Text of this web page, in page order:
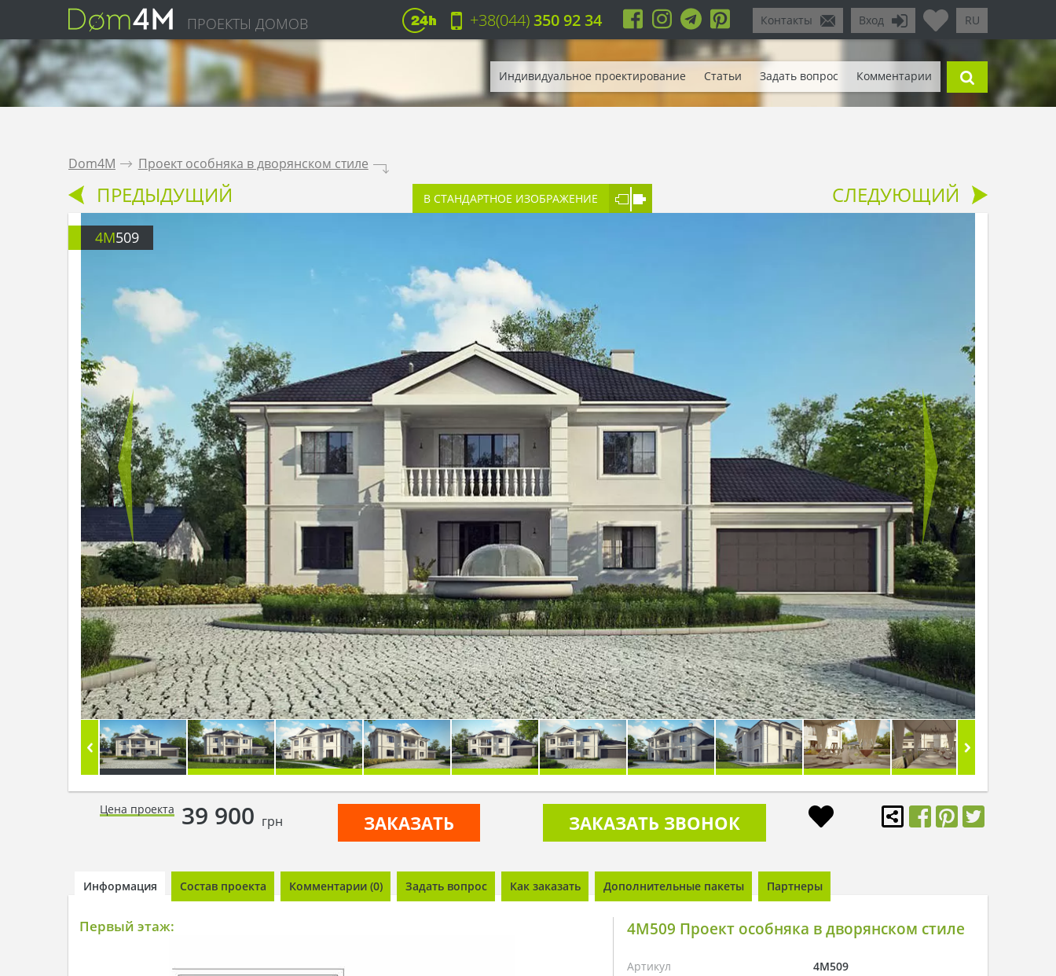
ПРОЕКТЫ ДОМОВ RU
Вход
Контакты
+38(044)350 92 34
Индивидуальное проектирование Статьи Задать вопрос Комментарии
Dom4M . Проект особняка в дворянском стиле .
ПРЕДЫДУЩИЙ В СТАНДАРТНОЕ ИЗОБРАЖЕНИЕ СЛЕДУЮЩИЙ
4M509
Цена проекта 39 900 грн ЗАКАЗАТЬ ЗАКАЗАТЬ ЗВОНОК
Информация Состав проекта Комментарии (0) Задать вопрос Как заказать Дополнительные пакеты Партнеры
Первый этаж: 4M509 Проект особняка в дворянском стиле
Артикул
4M509